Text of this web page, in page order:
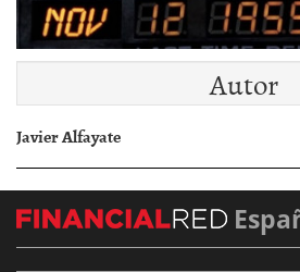
Autor
Javier Alfayate